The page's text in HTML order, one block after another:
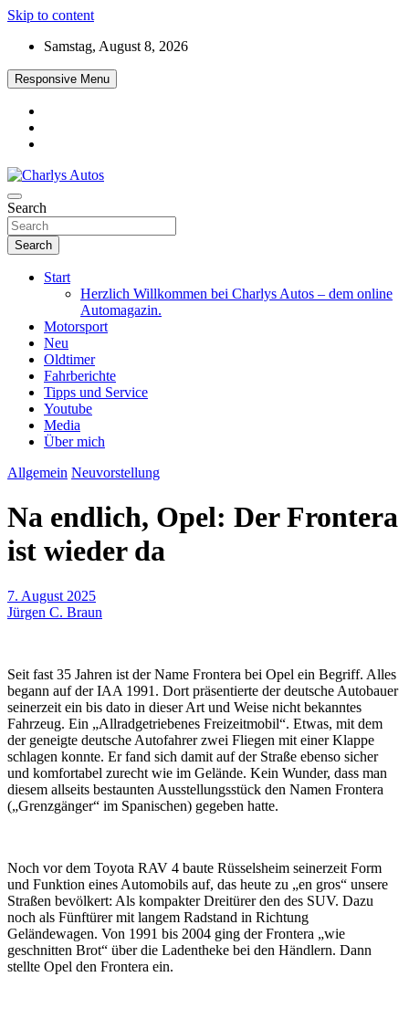
Skip to content
Samstag, August 8, 2026
Responsive Menu
Charlys Autos
Das neue Automagazin – global. regional. informativ. interaktiv
Search
Search
Start
Herzlich Willkommen bei Charlys Autos – dem online
Automagazin.
Motorsport
Neu
Oldtimer
Fahrberichte
Tipps und Service
Youtube
Media
Über mich
Allgemein Neuvorstellung
Na endlich, Opel: Der Frontera
ist wieder da
7. August 2025
Jürgen C. Braun
Seit fast 35 Jahren ist der Name Frontera bei Opel ein Begriff. Alles
begann auf der IAA 1991. Dort präsentierte der deutsche Autobauer
seinerzeit ein bis dato in dieser Art und Weise nicht bekanntes
Fahrzeug. Ein „Allradgetriebenes Freizeitmobil“. Etwas, mit dem
der geneigte deutsche Autofahrer zwei Fliegen mit einer Klappe
schlagen konnte. Er fand sich damit auf der Straße ebenso sicher
und komfortabel zurecht wie im Gelände. Kein Wunder, dass man
diesem allseits bestaunten Ausstellungsstück den Namen Frontera
(„Grenzgänger“ im Spanischen) gegeben hatte.
Noch vor dem Toyota RAV 4 baute Rüsselsheim seinerzeit Form
und Funktion eines Automobils auf, das heute zu „en gros“ unsere
Straßen bevölkert: Als kompakter Dreitürer den des SUV. Dazu
noch als Fünftürer mit langem Radstand in Richtung
Geländewagen. Von 1991 bis 2004 ging der Frontera „wie
geschnitten Brot“ über die Ladentheke bei den Händlern. Dann
stellte Opel den Frontera ein.